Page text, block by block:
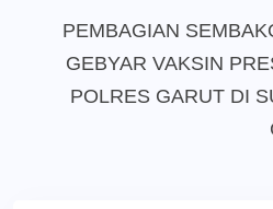
PEMBAGIAN
GEBYAR VAKSIN
POLRES GARUT DI